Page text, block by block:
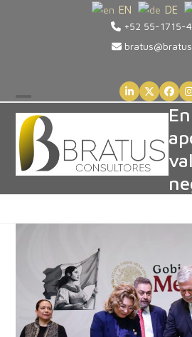
EN DE
+52 55-1715-
LinkedInTwitter
Open
mobile
menu
Close
mobile
menu